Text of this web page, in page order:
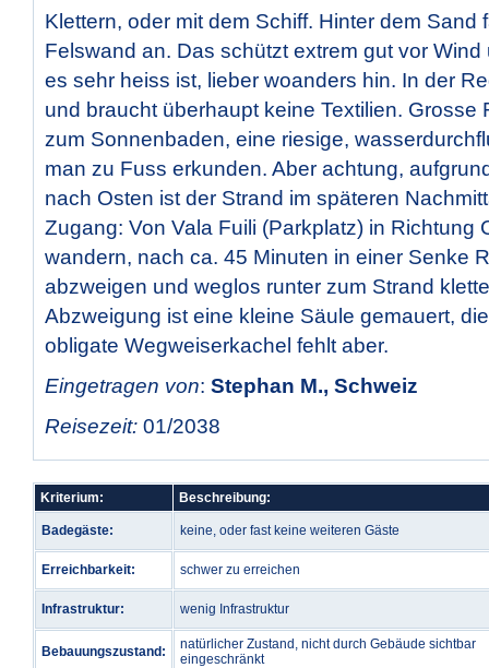
Klettern, oder mit dem Schiff. Hinter dem Sand
Felswand an. Das schützt extrem gut vor Wind
es sehr heiss ist, lieber woanders hin. In der
und braucht überhaupt keine Textilien. Grosse
zum Sonnenbaden, eine riesige,
man zu Fuss erkunden. Aber achtung,
nach Osten ist der Strand im späteren
Zugang: Von Vala Fuili (Parkplatz) in Richtung
wandern, nach ca. 45 Minuten in einer Senke
abzweigen und weglos runter zum Strand
Abzweigung ist eine kleine Säule gemauert,
obligate Wegweiserkachel fehlt aber.
Eingetragen von: Stephan M., Schweiz
Reisezeit: 01/2038
Kriterium: Beschreibung:
Badegäste: keine, oder fast keine weiteren Gäste
Erreichbarkeit: schwer zu erreichen
Infrastruktur: wenig Infrastruktur
Bebauungszustand:
natürlicher Zustand, nicht durch Gebäude sichtbar
eingeschränkt